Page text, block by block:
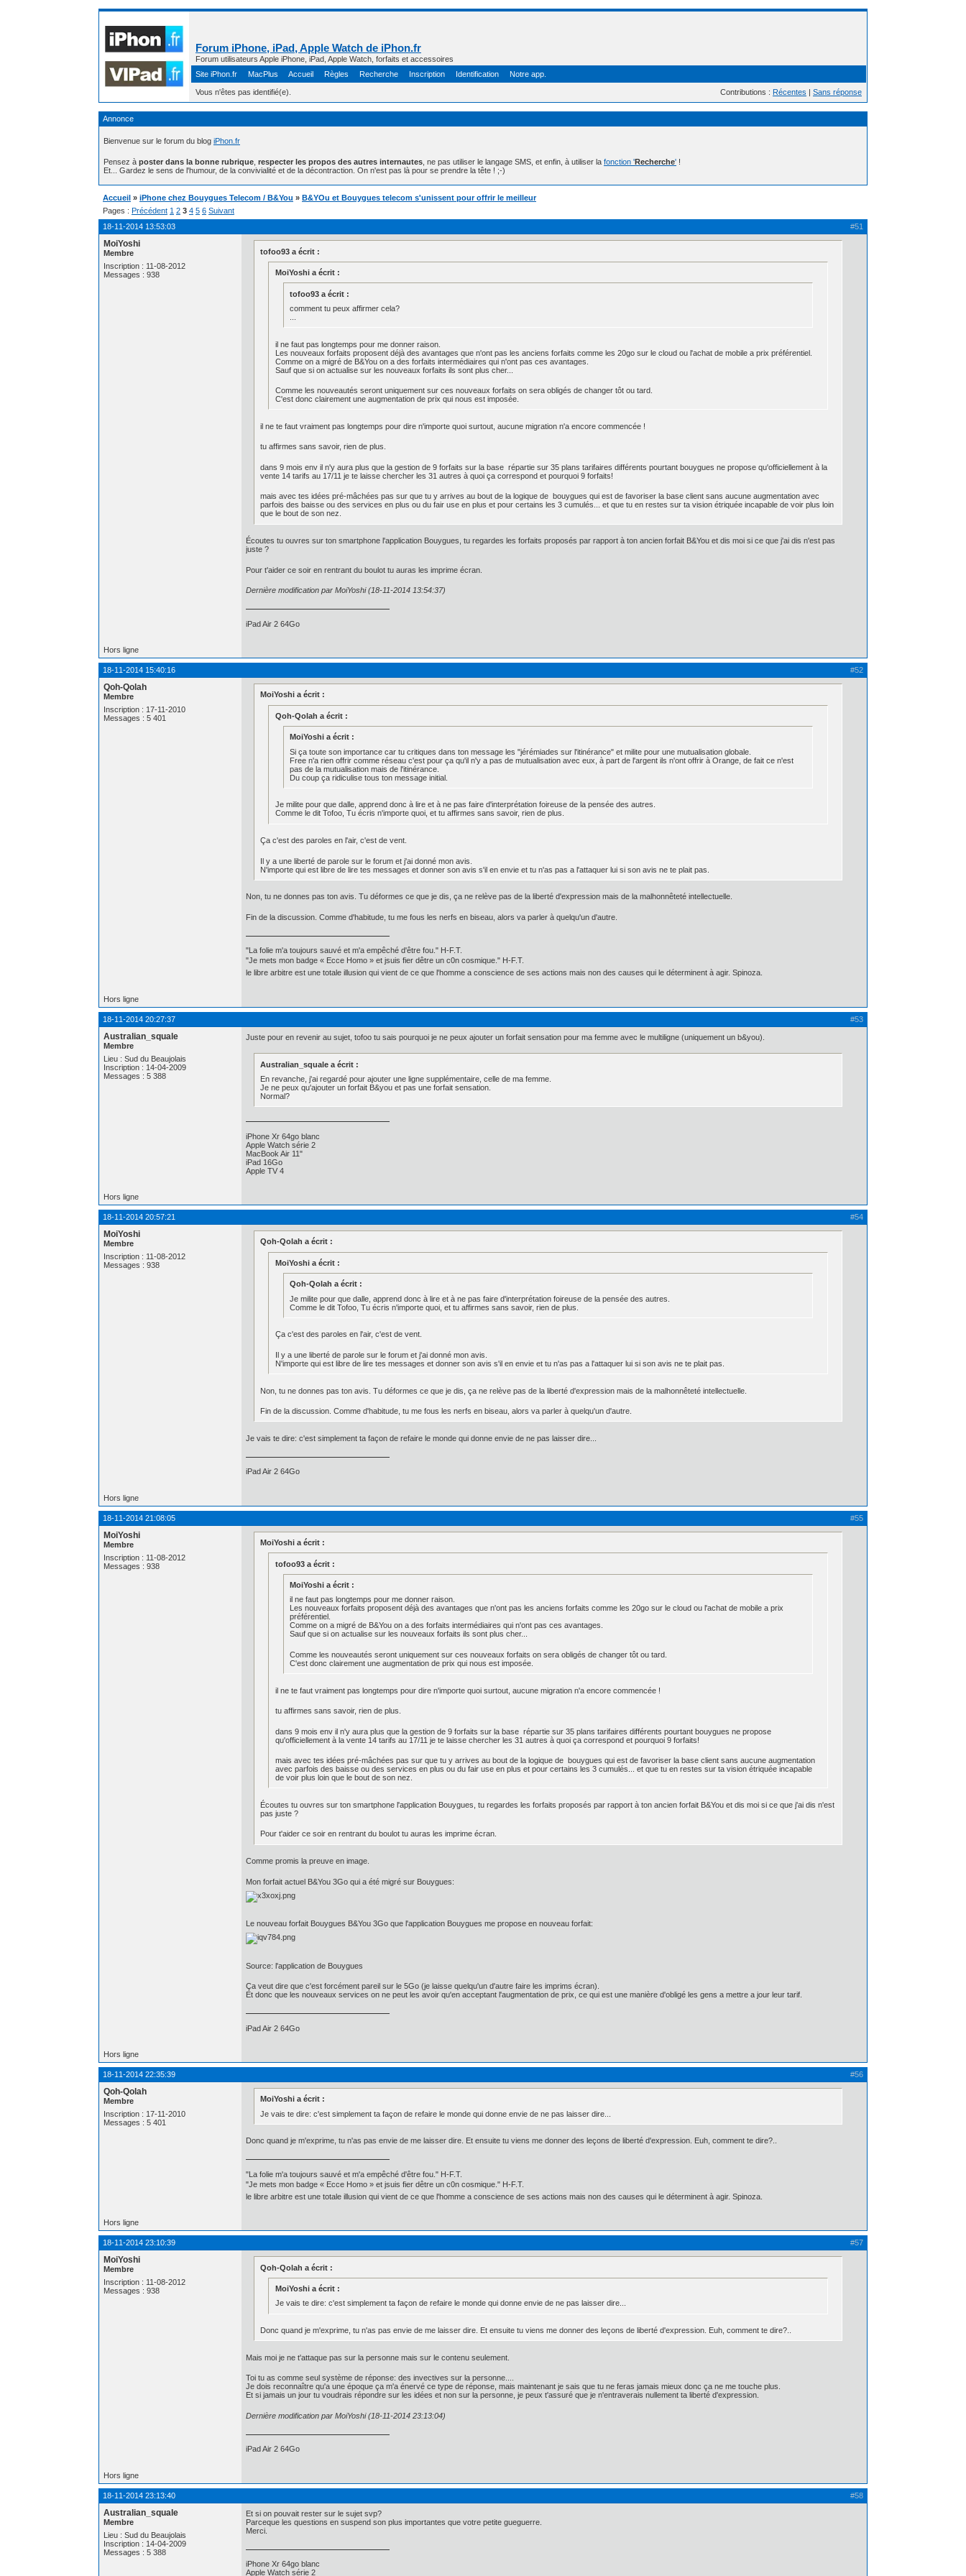
Forum iPhone, iPad, Apple Watch de iPhon.fr
Forum utilisateurs Apple iPhone, iPad, Apple Watch, forfaits et accessoires
Site iPhon.fr
MacPlus Accueil Règles Recherche Inscription Identification Notre app.
Vous n'êtes pas identifié(e). Contributions : Récentes | Sans réponse
Annonce
Bienvenue sur le forum du blog iPhon.fr
Pensez à poster dans la bonne rubrique respecter les propos des autres internautes , ne pas utiliser le langage SMS, et enfin, à utiliser la fonction 'Recherche' !
Et... Gardez le sens de l'humour, de la convivialité et de la décontraction. On n'est pas là pour se prendre la tête ! ;-)
Accueil » iPhone chez Bouygues Telecom / B&You » B&YOu et Bouygues telecom s'unissent pour offrir le meilleur
Pages : Précédent 1 2 3 4 5 6 Suivant
#51
18-11-2014 13:53:03
MoiYoshi
Membre
Inscription : 11-08-2012
Messages : 938
tofoo93 a écrit :
MoiYoshi a écrit :
tofoo93 a écrit :
comment tu peux affirmer cela?
il ne faut pas longtemps pour me donner raison.
Les nouveaux forfaits proposent déjà des avantages que n'ont pas les anciens forfaits comme les 20go sur le cloud ou l'achat de mobile a prix préférentiel.
Comme on a migré de B&You on a des forfaits intermédiaires qui n'ont pas ces avantages.
Sauf que si on actualise sur les nouveaux forfaits ils sont plus cher...
Comme les nouveautés seront uniquement sur ces nouveaux forfaits on sera obligés de changer tôt ou tard.
C'est donc clairement une augmentation de prix qui nous est imposée.
il ne te faut vraiment pas longtemps pour dire n'importe quoi surtout, aucune migration n'a encore commencée !
tu affirmes sans savoir, rien de plus.
dans 9 mois env il n'y aura plus que la gestion de 9 forfaits sur la base répartie sur 35 plans tarifaires différents pourtant bouygues ne propose qu'officiellement à la
vente 14 tarifs au 17/11 je te laisse chercher les 31 autres à quoi ça correspond et pourquoi 9 forfaits!
mais avec tes idées pré-mâchées pas sur que tu y arrives au bout de la logique de bouygues qui est de favoriser la base client sans aucune augmentation avec
parfois des baisse ou des services en plus ou du fair use en plus et pour certains les 3 cumulés... et que tu en restes sur ta vision étriquée incapable de voir plus loin
que le bout de son nez.
Écoutes tu ouvres sur ton smartphone l'application Bouygues, tu regardes les forfaits proposés par rapport à ton ancien forfait B&You et dis moi si ce que j'ai dis n'est pas
juste ?
Pour t'aider ce soir en rentrant du boulot tu auras les imprime écran.
Dernière modification par MoiYoshi (18-11-2014 13:54:37)
iPad Air 2 64Go
Hors ligne
#52
18-11-2014 15:40:16
Qoh-Qolah
Membre
Inscription : 17-11-2010
Messages : 5 401
MoiYoshi a écrit :
Qoh-Qolah a écrit :
MoiYoshi a écrit :
Si ça toute son importance car tu critiques dans ton message les "jérémiades sur l'itinérance" et milite pour une mutualisation globale.
Free n'a rien offrir comme réseau c'est pour ça qu'il n'y a pas de mutualisation avec eux, à part de l'argent ils n'ont offrir à Orange, de fait ce n'est
pas de la mutualisation mais de l'itinérance.
Du coup ça ridiculise tous ton message initial.
Je milite pour que dalle, apprend donc à lire et à ne pas faire d'interprétation foireuse de la pensée des autres.
Comme le dit Tofoo, Tu écris n'importe quoi, et tu affirmes sans savoir, rien de plus.
Ça c'est des paroles en l'air, c'est de vent.
Il y a une liberté de parole sur le forum et j'ai donné mon avis.
N'importe qui est libre de lire tes messages et donner son avis s'il en envie et tu n'as pas a l'attaquer lui si son avis ne te plait pas.
Non, tu ne donnes pas ton avis. Tu déformes ce que je dis, ça ne relève pas de la liberté d'expression mais de la malhonnêteté intellectuelle.
Fin de la discussion. Comme d'habitude, tu me fous les nerfs en biseau, alors va parler à quelqu'un d'autre.
"La folie m'a toujours sauvé et m'a empêché d'être fou." H-F.T.
"Je mets mon badge « Ecce Homo » et jsuis fier dêtre un c0n cosmique." H-F.T.
le libre arbitre est une totale illusion qui vient de ce que l'homme a conscience de ses actions mais non des causes qui le déterminent à agir. Spinoza.
Hors ligne
#53
18-11-2014 20:27:37
Australian_squale
Membre
Lieu : Sud du Beaujolais
Inscription : 14-04-2009
Messages : 5 388
Juste pour en revenir au sujet, tofoo tu sais pourquoi je ne peux ajouter un forfait sensation pour ma femme avec le multiligne (uniquement un b&you).
Australian_squale a écrit :
En revanche, j'ai regardé pour ajouter une ligne supplémentaire, celle de ma femme.
Je ne peux qu'ajouter un forfait B&you et pas une forfait sensation.
Normal?
iPhone Xr 64go blanc
Apple Watch série 2
MacBook Air 11"
iPad 16Go
Apple TV 4
Hors ligne
#54
18-11-2014 20:57:21
MoiYoshi
Membre
Inscription : 11-08-2012
Messages : 938
Qoh-Qolah a écrit :
MoiYoshi a écrit :
Qoh-Qolah a écrit :
Je milite pour que dalle, apprend donc à lire et à ne pas faire d'interprétation foireuse de la pensée des autres.
Comme le dit Tofoo, Tu écris n'importe quoi, et tu affirmes sans savoir, rien de plus.
Ça c'est des paroles en l'air, c'est de vent.
Il y a une liberté de parole sur le forum et j'ai donné mon avis.
N'importe qui est libre de lire tes messages et donner son avis s'il en envie et tu n'as pas a l'attaquer lui si son avis ne te plait pas.
Non, tu ne donnes pas ton avis. Tu déformes ce que je dis, ça ne relève pas de la liberté d'expression mais de la malhonnêteté intellectuelle.
Fin de la discussion. Comme d'habitude, tu me fous les nerfs en biseau, alors va parler à quelqu'un d'autre.
Je vais te dire: c'est simplement ta façon de refaire le monde qui donne envie de ne pas laisser dire...
iPad Air 2 64Go
Hors ligne
#55
18-11-2014 21:08:05
MoiYoshi
Membre
Inscription : 11-08-2012
Messages : 938
MoiYoshi a écrit :
tofoo93 a écrit :
MoiYoshi a écrit :
il ne faut pas longtemps pour me donner raison.
Les nouveaux forfaits proposent déjà des avantages que n'ont pas les anciens forfaits comme les 20go sur le cloud ou l'achat de mobile a prix
préférentiel.
Comme on a migré de B&You on a des forfaits intermédiaires qui n'ont pas ces avantages.
Sauf que si on actualise sur les nouveaux forfaits ils sont plus cher...
Comme les nouveautés seront uniquement sur ces nouveaux forfaits on sera obligés de changer tôt ou tard.
C'est donc clairement une augmentation de prix qui nous est imposée.
il ne te faut vraiment pas longtemps pour dire n'importe quoi surtout, aucune migration n'a encore commencée !
tu affirmes sans savoir, rien de plus.
dans 9 mois env il n'y aura plus que la gestion de 9 forfaits sur la base répartie sur 35 plans tarifaires différents pourtant bouygues ne propose
qu'officiellement à la vente 14 tarifs au 17/11 je te laisse chercher les 31 autres à quoi ça correspond et pourquoi 9 forfaits!
mais avec tes idées pré-mâchées pas sur que tu y arrives au bout de la logique de bouygues qui est de favoriser la base client sans aucune augmentation
avec parfois des baisse ou des services en plus ou du fair use en plus et pour certains les 3 cumulés... et que tu en restes sur ta vision étriquée incapable
de voir plus loin que le bout de son nez.
Écoutes tu ouvres sur ton smartphone l'application Bouygues, tu regardes les forfaits proposés par rapport à ton ancien forfait B&You et dis moi si ce que j'ai dis n'est
pas juste ?
Pour t'aider ce soir en rentrant du boulot tu auras les imprime écran.
Comme promis la preuve en image.
Mon forfait actuel B&You 3Go qui a été migré sur Bouygues:
Le nouveau forfait Bouygues B&You 3Go que l'application Bouygues me propose en nouveau forfait:
Source: l'application de Bouygues
Ça veut dire que c'est forcément pareil sur le 5Go (je laisse quelqu'un d'autre faire les imprims écran).
Et donc que les nouveaux services on ne peut les avoir qu'en acceptant l'augmentation de prix, ce qui est une manière d'obligé les gens a mettre a jour leur tarif.
iPad Air 2 64Go
Hors ligne
#56
18-11-2014 22:35:39
Qoh-Qolah
Membre
Inscription : 17-11-2010
Messages : 5 401
MoiYoshi a écrit :
Je vais te dire: c'est simplement ta façon de refaire le monde qui donne envie de ne pas laisser dire...
Donc quand je m'exprime, tu n'as pas envie de me laisser dire. Et ensuite tu viens me donner des leçons de liberté d'expression. Euh, comment te dire?..
"La folie m'a toujours sauvé et m'a empêché d'être fou." H-F.T.
"Je mets mon badge « Ecce Homo » et jsuis fier dêtre un c0n cosmique." H-F.T.
le libre arbitre est une totale illusion qui vient de ce que l'homme a conscience de ses actions mais non des causes qui le déterminent à agir. Spinoza.
Hors ligne
#57
18-11-2014 23:10:39
MoiYoshi
Membre
Inscription : 11-08-2012
Messages : 938
Qoh-Qolah a écrit :
MoiYoshi a écrit :
Je vais te dire: c'est simplement ta façon de refaire le monde qui donne envie de ne pas laisser dire...
Donc quand je m'exprime, tu n'as pas envie de me laisser dire. Et ensuite tu viens me donner des leçons de liberté d'expression. Euh, comment te dire?..
Mais moi je ne t'attaque pas sur la personne mais sur le contenu seulement.
Toi tu as comme seul système de réponse: des invectives sur la personne....
Je dois reconnaître qu'a une époque ça m'a énervé ce type de réponse, mais maintenant je sais que tu ne feras jamais mieux donc ça ne me touche plus.
Et si jamais un jour tu voudrais répondre sur les idées et non sur la personne, je peux t'assuré que je n'entraverais nullement ta liberté d'expression.
Dernière modification par MoiYoshi (18-11-2014 23:13:04)
iPad Air 2 64Go
Hors ligne
#58
18-11-2014 23:13:40
Australian_squale
Membre
Lieu : Sud du Beaujolais
Inscription : 14-04-2009
Messages : 5 388
Et si on pouvait rester sur le sujet svp?
Parceque les questions en suspend son plus importantes que votre petite gueguerre.
Merci.
iPhone Xr 64go blanc
Apple Watch série 2